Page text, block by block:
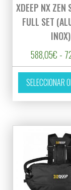
XDEEP NX ZEN
FULL SET
INOX)
588,05€ -
SELECCIONAR